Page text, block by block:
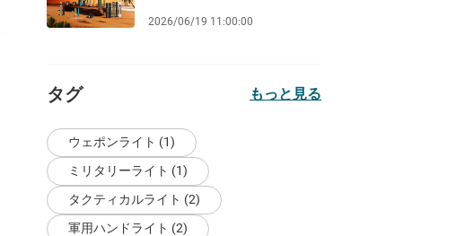
2026/06/19 11:00:00
タグ もっと見る
ウェポンライト (1)
ミリタリーライト (1)
タクティカルライト (2)
軍用ハンドライト (2)